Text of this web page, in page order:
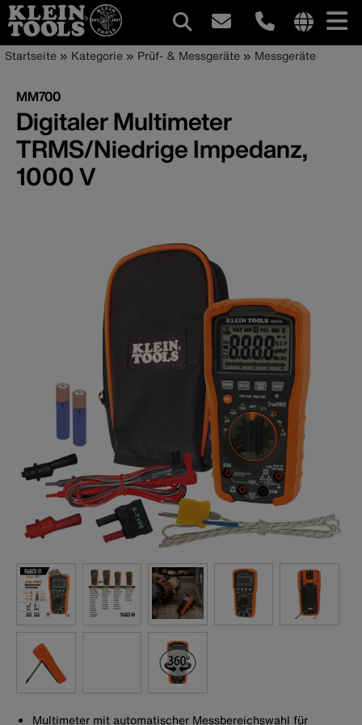
Direkt
Inhalt
site
Hauptnavigation
Pfadnavigation
Startseite Kategorie Prüf- & Messgeräte Messgeräte
MM700
Digitaler Multimeter
TRMS/Niedrige Impedanz,
1000 V
Multimeter mit automatischer Messbereichswahl für